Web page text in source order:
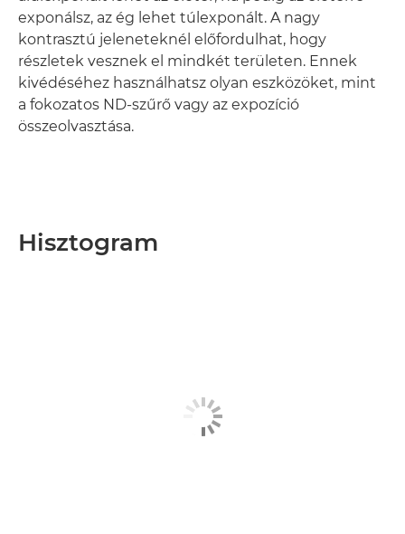
exponálsz, az ég lehet túlexponált. A nagy
kontrasztú jeleneteknél előfordulhat, hogy
részletek vesznek el mindkét területen. Ennek
kivédéséhez használhatsz olyan eszközöket, mint
a fokozatos ND-szűrő vagy az expozíció
összeolvasztása.
Hisztogram